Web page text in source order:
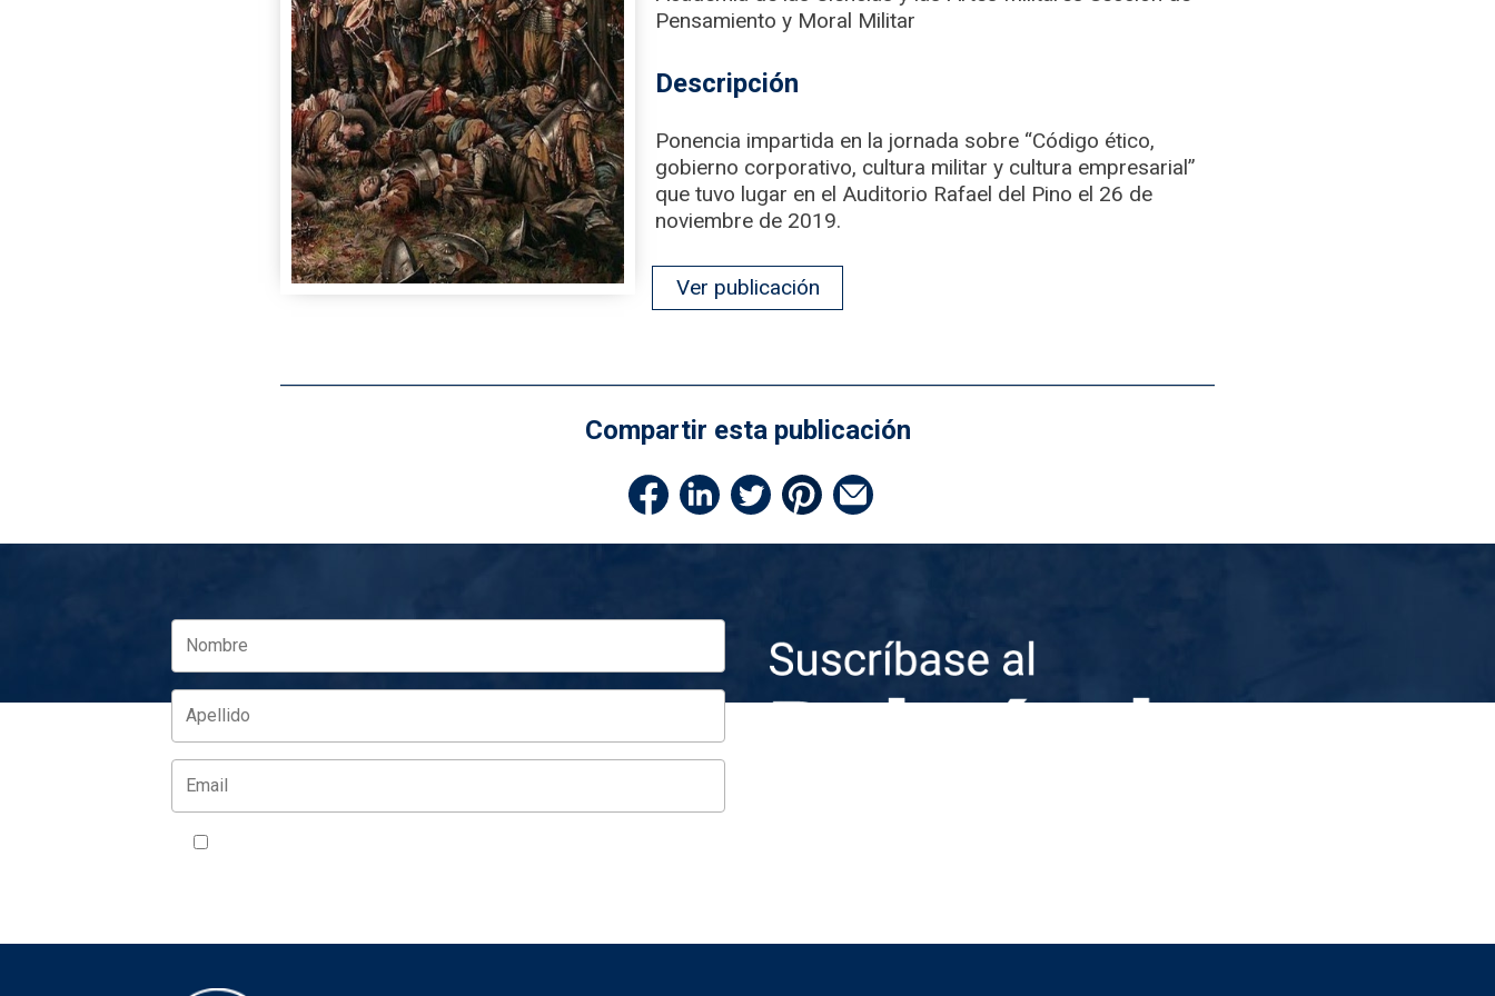
Pensamiento y Moral Militar
Descripción
Ponencia impartida en la jornada sobre “Código ético,
gobierno corporativo, cultura militar y cultura empresarial”
que tuvo lugar en el Auditorio Rafael del Pino el 26 de
noviembre de 2019.
Ver publicación
Compartir esta publicación